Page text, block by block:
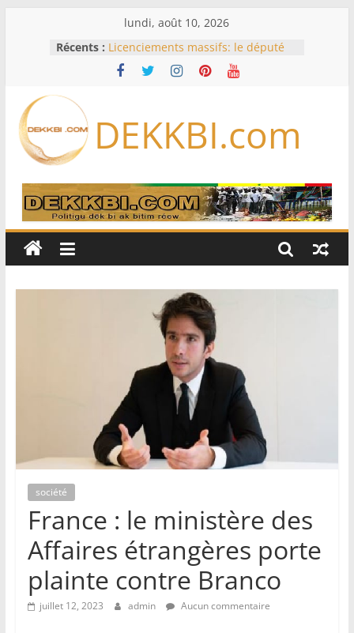
lundi, août 10, 2026
Récents : Licenciements massifs: le député
Mbaye DIONE interpelle le
gouvernement sur plus de 30 000
des exportations sénégalaises se
dessine
pouvoirs du Bureau
Opinion – Alioune Ndoye, maire du
Plateau : Le Parti socialiste n’est
pas à vendre
que les Etats-Unis acceptent
DEKKBI.com
société
France : le ministère des
Affaires étrangères porte
plainte contre Branco
juillet 12, 2023 admin Aucun commentaire